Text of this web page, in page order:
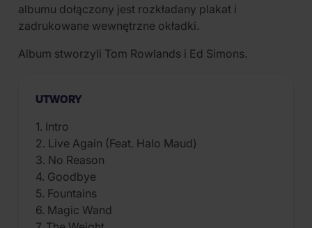
albumu dołączony jest rozkładany plakat i
zadrukowane wewnętrzne okładki.
Album stworzyli Tom Rowlands i Ed Simons.
UTWORY
1. Intro
2. Live Again (Feat. Halo Maud)
3. No Reason
4. Goodbye
5. Fountains
6. Magic Wand